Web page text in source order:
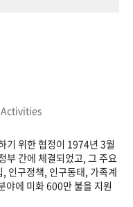
기 위한 협정이 1974년 3월
부 간에 체결되었고, 그 주요
인구정책, 인구동태, 가족계
야에 미화 600만 불을 지원